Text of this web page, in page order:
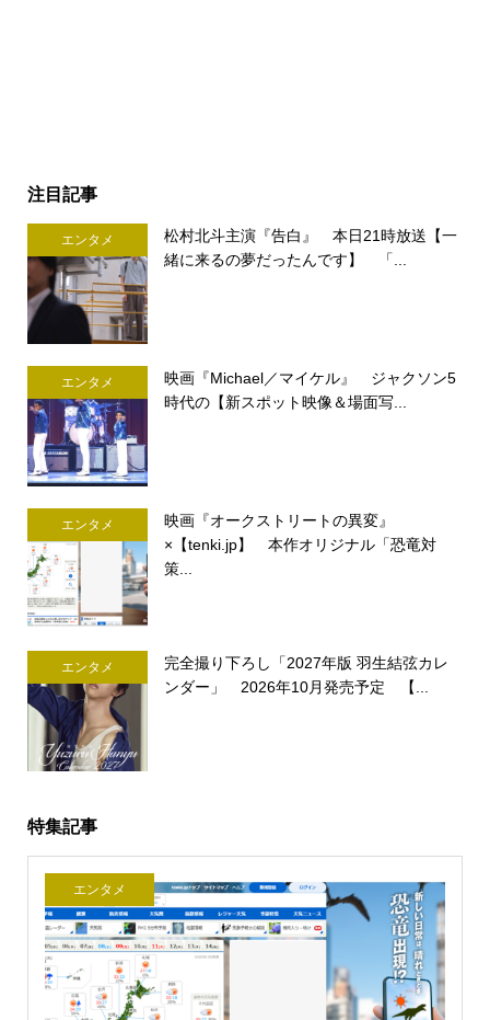
注目記事
エンタメ
松村北斗主演『告白』 本日21時放送【一
緒に来るの夢だったんです】 「...
エンタメ
映画『Michael／マイケル』 ジャクソン5
時代の【新スポット映像＆場面写...
エンタメ
映画『オークストリートの異変』
×【tenki.jp】 本作オリジナル「恐竜対
策...
エンタメ
完全撮り下ろし「2027年版 羽生結弦カレ
ンダー」 2026年10月発売予定 【...
特集記事
エンタメ